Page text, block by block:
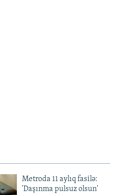
Metroda 11 aylıq fasilə:
'Daşınma pulsuz olsun'